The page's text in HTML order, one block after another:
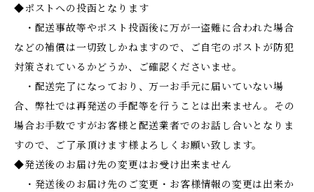
◆ポストへの投函となります
・配送事故等やポスト投函後に万が一盗難に合われた場合
などの補償は一切致しかねますので、ご自宅のポストが防犯
対策されているかどうか、ご確認くださいませ。
・配送完了になっており、万一お手元に届いていない場
合、弊社では再発送の手配等を行うことは出来ません。その
場合お手数ですがお客様と配送業者でのお話し合いとなりま
すので、ご了承頂けます様よろしくお願い致します。
◆発送後のお届け先の変更はお受け出来ません
・発送後のお届け先のご変更・お客様情報の変更は出来か